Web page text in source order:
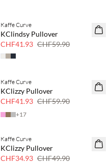
SAVE20
30 % Rabatt
Kaffe Curve
KClindsy Pullover
CHF41.93 CHF59.90
SAVE20
30 % Rabatt
Kaffe Curve
KClizzy Pullover
CHF41.93 CHF59.90
+17
SAVE20
30 % Rabatt
Kaffe Curve
KClizzy Pullover
CHF34.93 CHF49.90